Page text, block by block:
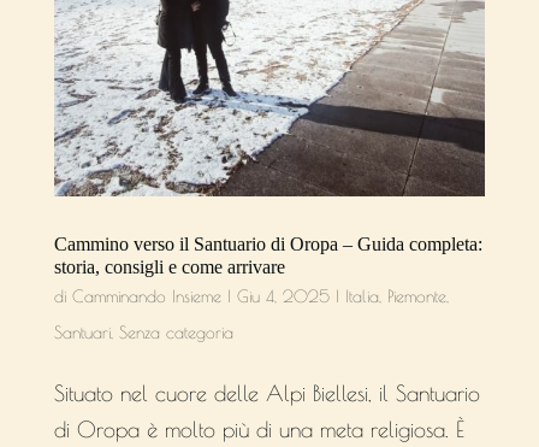
Cammino verso il Santuario di Oropa – Guida completa:
storia, consigli e come arrivare
di Camminando Insieme| Giu 4, 2025| Italia, Piemonte,
Santuari, Senza categoria
Situato nel cuore delle Alpi Biellesi, il Santuario
di Oropa è molto più di una meta religiosa. È